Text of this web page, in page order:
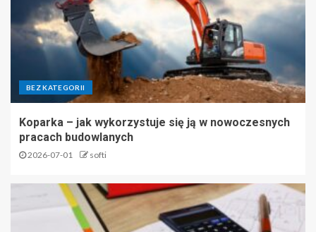
BEZ KATEGORII
Koparka – jak wykorzystuje się ją w nowoczesnych
pracach budowlanych
2026-07-01 softi